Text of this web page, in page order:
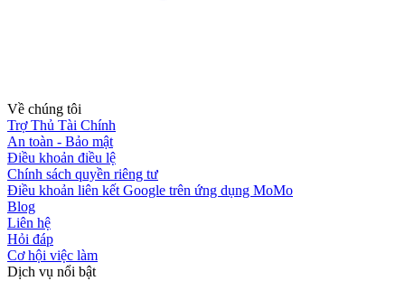
Về chúng tôi
Trợ Thủ Tài Chính
An toàn - Bảo mật
Điều khoản điều lệ
Chính sách quyền riêng tư
Điều khoản liên kết Google trên ứng dụng MoMo
Blog
Liên hệ
Hỏi đáp
Cơ hội việc làm
Dịch vụ nổi bật